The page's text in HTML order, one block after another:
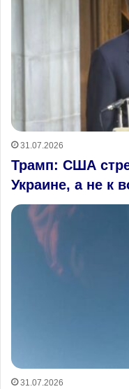
31.07.2026
Трамп: США
Украине, а не к
31.07.2026